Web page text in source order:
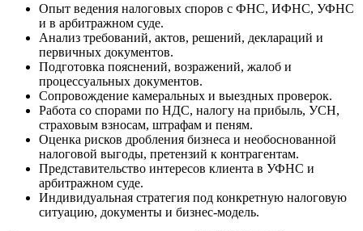
Опыт ведения налоговых споров с ФНС, ИФНС, УФНС
и в арбитражном суде.
Анализ требований, актов, решений, деклараций и
первичных документов.
Подготовка пояснений, возражений, жалоб и
процессуальных документов.
Сопровождение камеральных и выездных проверок.
Работа со спорами по НДС, налогу на прибыль, УСН,
страховым взносам, штрафам и пеням.
Оценка рисков дробления бизнеса и необоснованной
налоговой выгоды, претензий к контрагентам.
Представительство интересов клиента в УФНС и
арбитражном суде.
Индивидуальная стратегия под конкретную налоговую
ситуацию, документы и бизнес-модель.